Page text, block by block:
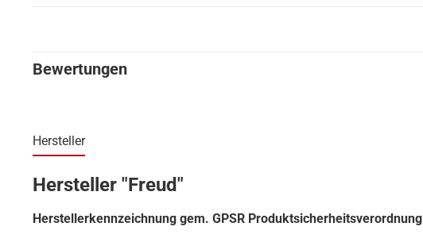
Bewertungen
Hersteller
Hersteller "Freud"
Herstellerkennzeichnung gem. GPSR Produktsicherheitsverordnung